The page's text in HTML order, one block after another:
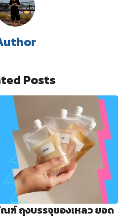
Posts
ฑ์ ถุงบรรจุของเหลว ยอด